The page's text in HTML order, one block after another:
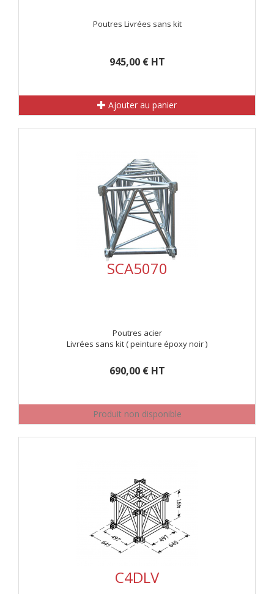
Poutres Livrées sans kit
945,00 € HT
Ajouter au panier
SCA5070
Poutres acier
Livrées sans kit ( peinture époxy noir )
690,00 € HT
Produit non disponible
C4DLV